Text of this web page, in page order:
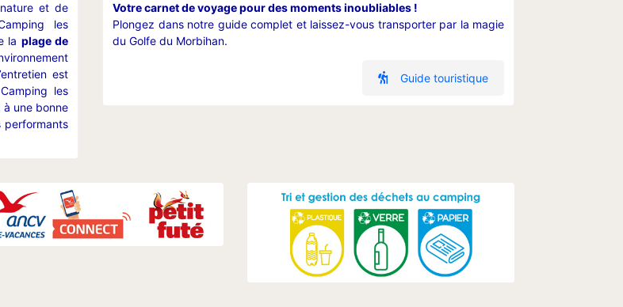
et de
les
la plage de
est
les
une bonne
performants
Votre carnet de voyage pour des moments inoubliables !
Plongez dans notre guide complet et laissez-vous transporter par la magie
du Golfe du Morbihan.
Guide touristique